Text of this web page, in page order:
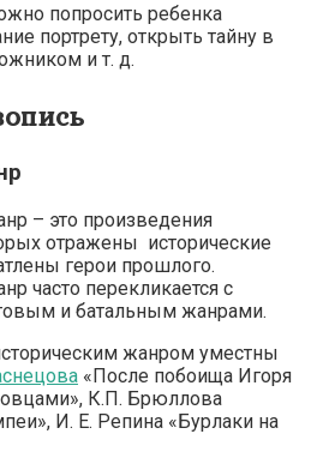
попросить ребенка
портрету, открыть тайну в
и т. д.
– это произведения
отражены исторические
герои прошлого.
часто перекликается с
и батальным жанрами.
жанром уместны
«После побоища Игоря
К.П. Брюллова
И. Е. Репина «Бурлаки на